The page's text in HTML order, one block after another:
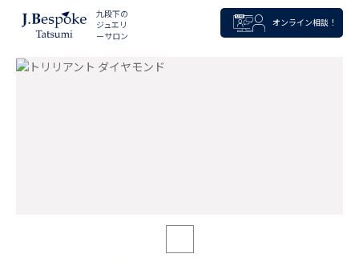
九段下の
ジュエリ
ーサロン
オンライン相談！